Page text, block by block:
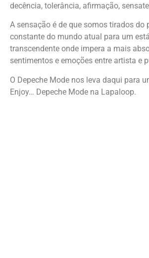
decência, tolerância, afirmação,
A sensação é de que somos tirados do
constante do mundo atual para um
transcendente onde impera a mais
sentimentos e emoções entre artista e
O Depeche Mode nos leva daqui para
Enjoy… Depeche Mode na Lapaloop.